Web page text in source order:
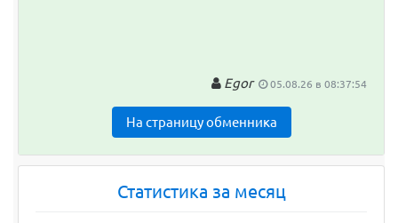
Egor 05.08.26 в 08:37:54
На страницу обменника
Статистика за месяц